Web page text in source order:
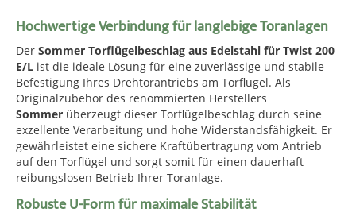
Hochwertige Verbindung für langlebige Toranlagen
Der Sommer Torflügelbeschlag aus Edelstahl für Twist 200
E/L ist die ideale Lösung für eine zuverlässige und stabile
Befestigung Ihres Drehtorantriebs am Torflügel. Als
Originalzubehör des renommierten Herstellers
Sommer überzeugt dieser Torflügelbeschlag durch seine
exzellente Verarbeitung und hohe Widerstandsfähigkeit. Er
gewährleistet eine sichere Kraftübertragung vom Antrieb
auf den Torflügel und sorgt somit für einen dauerhaft
reibungslosen Betrieb Ihrer Toranlage.
Robuste U-Form für maximale Stabilität